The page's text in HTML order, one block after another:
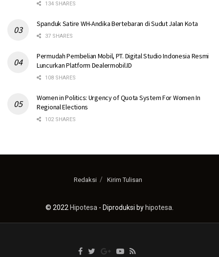
134 SHARES
Spanduk Satire WH-Andika Bertebaran di Sudut Jalan Kota
37 SHARES
Permudah Pembelian Mobil, PT. Digital Studio Indonesia Resmi
Luncurkan Platform Dealermobil.ID
108 SHARES
Women in Politics: Urgency of Quota System For Women In
Regional Elections
102 SHARES
Redaksi Kirim Tulisan
© 2022 Hipotesa - Diproduksi by hipotesa.